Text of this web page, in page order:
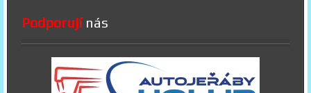
Podporujínás